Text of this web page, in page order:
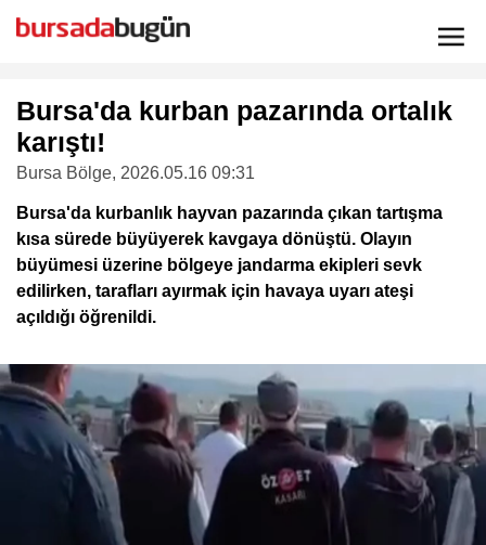
Bursa'da kurban pazarında ortalık
karıştı!
Bursa Bölge, 2026.05.16 09:31
Bursa'da kurbanlık hayvan pazarında çıkan tartışma
kısa sürede büyüyerek kavgaya dönüştü. Olayın
büyümesi üzerine bölgeye jandarma ekipleri sevk
edilirken, tarafları ayırmak için havaya uyarı ateşi
açıldığı öğrenildi.